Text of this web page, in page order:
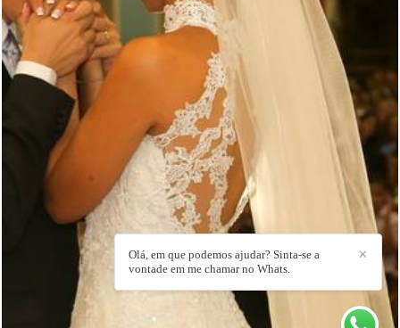
3203 4
✕
Olá, em que podemos ajudar? Sinta-se a
vontade em me chamar no Whats.